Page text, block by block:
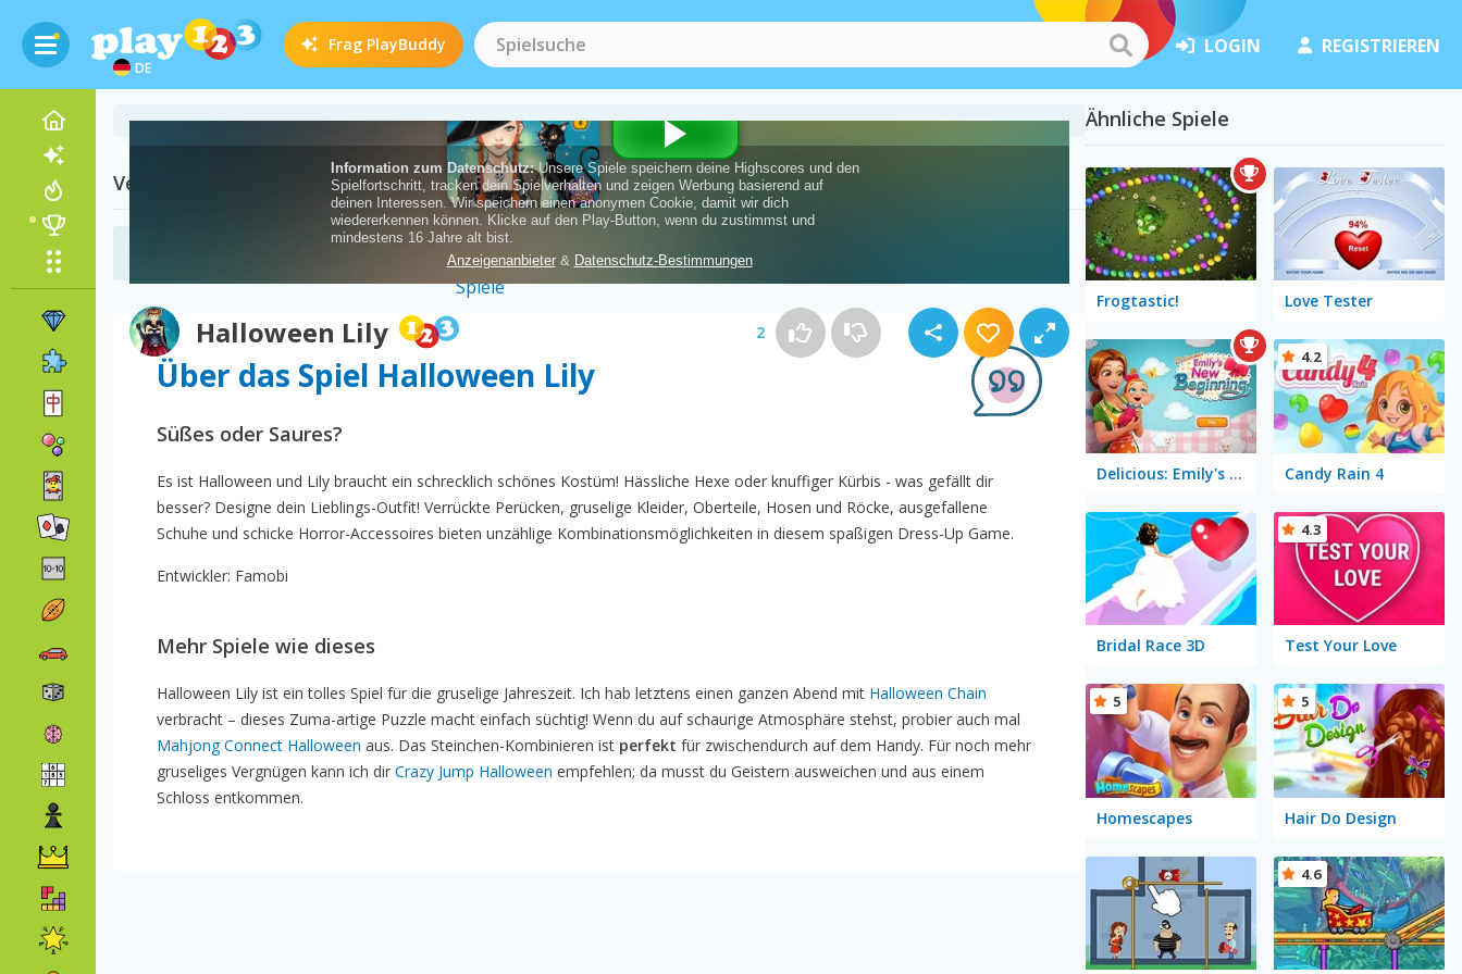
DE
Frag PlayBuddy LOGIN REGISTRIEREN
Halloween Lily 2
Verwandte Kategorien
Horror Spiele(18)
Über das Spiel Halloween Lily
Süßes oder Saures?
Es ist Halloween und Lily braucht ein schrecklich schönes Kostüm! Hässliche Hexe oder knuffiger Kürbis - was gefällt dir
besser? Designe dein Lieblings-Outfit! Verrückte Perücken, gruselige Kleider, Oberteile, Hosen und Röcke, ausgefallene
Schuhe und schicke Horror-Accessoires bieten unzählige Kombinationsmöglichkeiten in diesem spaßigen Dress-Up Game.
Entwickler: Famobi
Mehr Spiele wie dieses
Halloween Lily ist ein tolles Spiel für die gruselige Jahreszeit. Ich hab letztens einen ganzen Abend mit Halloween Chain
verbracht – dieses Zuma-artige Puzzle macht einfach süchtig! Wenn du auf schaurige Atmosphäre stehst, probier auch mal
Mahjong Connect Halloween aus. Das Steinchen-Kombinieren ist perfekt für zwischendurch auf dem Handy. Für noch mehr
gruseliges Vergnügen kann ich dir Crazy Jump Halloween empfehlen; da musst du Geistern ausweichen und aus einem
Schloss entkommen.
Ähnliche Spiele
Frogtastic! Love Tester
Delicious: Emily's New Beginning Candy Rain 4
4.2
Bridal Race 3D Test Your Love
4.3
Homescapes
5
Hair Do Design
5
4.6